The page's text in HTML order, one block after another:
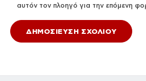
αυτόν τον πλοηγό για την επόμενη